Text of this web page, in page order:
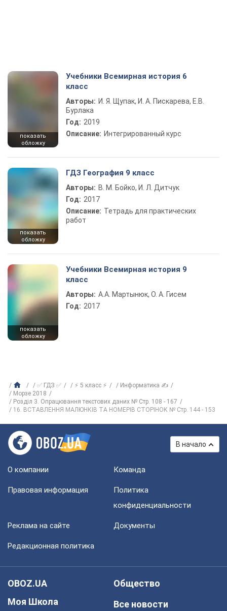
показать
обложку
Учебники Всемирная история 6
класс
Авторы: И. Я. Щупак, И. А. Пискарева, Е.В.
Бурлака
Год: 2019
Описание: Интегрированный курс
показать
обложку
ГДЗ География 9 класс
Авторы: В. М. Бойко, И. Л. Дитчук
Год: 2017
Описание: Тетрадь для практических
работ
показать
обложку
Учебники Всемирная история 9
класс
Авторы: А.А. Мартынюк, О. А. Гисем
Год: 2017
✅ ГДЗ ✅ ⚡ 5 класс ⚡
Информатика ✍
Морзе 2018
Розділ 3. Опрацювання текстових даних № Стр. 108 - 167
16. ВСТАВЛЕННЯ МАЛЮНКІВ ТА НОМЕРІВ СТОРІНОК № Стр. 144 - 153
В начало
О компании Команда
Правовая информация
Политика
конфиденциальности
Реклама на сайте Документы
Редакционная политика
OBOZ.UA
Моя Школа
Общество
Все новости